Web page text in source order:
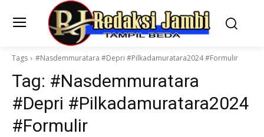
Tags #Nasdemmuratara #Depri #Pilkadamuratara2024 #Formulir
Tag: #Nasdemmuratara
#Depri #Pilkadamuratara2024
#Formulir